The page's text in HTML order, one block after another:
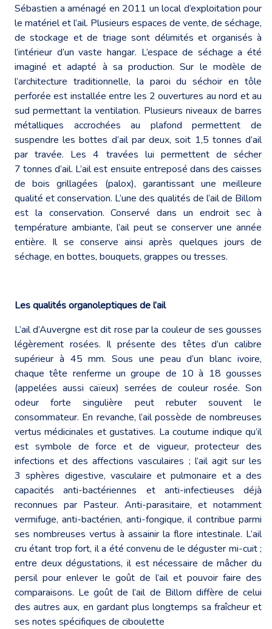
Sébastien a aménagé en 2011 un local d’exploitation pour
le matériel et l’ail. Plusieurs espaces de vente, de séchage,
de stockage et de triage sont délimités et organisés à
l’intérieur d’un vaste hangar. L’espace de séchage a été
imaginé et adapté à sa production. Sur le modèle de
l’architecture traditionnelle, la paroi du séchoir en tôle
perforée est installée entre les 2 ouvertures au nord et au
sud permettant la ventilation. Plusieurs niveaux de barres
métalliques accrochées au plafond permettent de
suspendre les bottes d’ail par deux, soit 1,5 tonnes d’ail
par travée. Les 4 travées lui permettent de sécher
7 tonnes d’ail. L’ail est ensuite entreposé dans des caisses
de bois grillagées (palox), garantissant une meilleure
qualité et conservation. L’une des qualités de l’ail de Billom
est la conservation. Conservé dans un endroit sec à
température ambiante, l’ail peut se conserver une année
entière. Il se conserve ainsi après quelques jours de
séchage, en bottes, bouquets, grappes ou tresses.
Les qualités organoleptiques de l’ail
L’ail d’Auvergne est dit rose par la couleur de ses gousses
légèrement rosées. Il présente des têtes d’un calibre
supérieur à 45 mm. Sous une peau d’un blanc ivoire,
chaque tête renferme un groupe de 10 à 18 gousses
(appelées aussi caïeux) serrées de couleur rosée. Son
odeur forte singulière peut rebuter souvent le
consommateur. En revanche, l’ail possède de nombreuses
vertus médicinales et gustatives. La coutume indique qu’il
est symbole de force et de vigueur, protecteur des
infections et des affections vasculaires ; l’ail agit sur les
3 sphères digestive, vasculaire et pulmonaire et a des
capacités anti-bactériennes et anti-infectieuses déjà
reconnues par Pasteur. Anti-parasitaire, et notamment
vermifuge, anti-bactérien, anti-fongique, il contribue parmi
ses nombreuses vertus à assainir la flore intestinale. L’ail
cru étant trop fort, il a été convenu de le déguster mi-cuit ;
entre deux dégustations, il est nécessaire de mâcher du
persil pour enlever le goût de l’ail et pouvoir faire des
comparaisons. Le goût de l’ail de Billom diffère de celui
des autres aux, en gardant plus longtemps sa fraîcheur et
ses notes spécifiques de ciboulette